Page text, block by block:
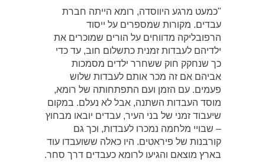
"כמעט מרגע היווסדה, רומא הייתה חברת
עבדים. מקורות שמספרים על ייסוד
הרפובליקה מדווחים על הורים שמוכרים את
ילדיהם לעבדות זמנית כתשלום חוב, עד כדי
כך שנחקק חוק ששחרר ילדים מסמכות
אביהם אם זה מכר אותם לעבדות שלוש
פעמים. עם הזמן ועם התפתחותה של רומא,
מוסד העבדות השתנה, אבל לא נעלם. במקום
שיעבוד זמני של בני העיר, עבדים יובאו מבחוץ
– שבויי מלחמה נמכרו לעבדות, וכך גם
קורבנות של פיראטים. היו כאלה ששועבדו עוד
בארץ מוצאם והגיעו לרומא כעבדים דרך סחר.